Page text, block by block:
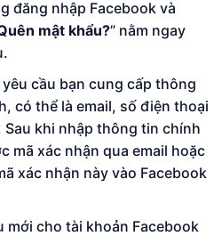
đăng nhập Facebook và
mật khẩu?” nằm ngay
cầu bạn cung cấp thông
có thể là email, số điện thoại
khi nhập thông tin chính
mã xác nhận qua email hoặc
xác nhận này vào Facebook
mới cho tài khoản Facebook